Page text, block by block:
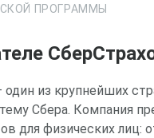
ПРОГРАММЫ
один из крупнейших
Сбера. Компания
для физических лиц: